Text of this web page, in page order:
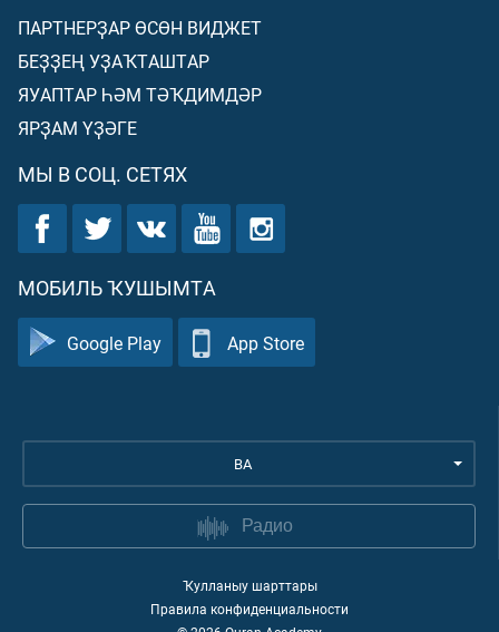
ПАРТНЕРҘАР ӨСӨН ВИДЖЕТ
БЕҘҘЕҢ УҘАҠТАШТАР
ЯУАПТАР ҺӘМ ТӘҠДИМДӘР
ЯРҘАМ ҮҘӘГЕ
МЫ В СОЦ. СЕТЯХ
МОБИЛЬ ҠУШЫМТА
Google Play App Store
BA
Радио
Ҡулланыу шарттары
Правила конфиденциальности